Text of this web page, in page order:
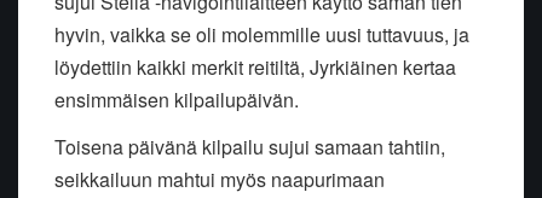
hyvin, vaikka se oli molemmille uusi tuttavuus, ja
löydettiin kaikki merkit reitiltä, Jyrkiäinen kertaa
ensimmäisen kilpailupäivän.
Toisena päivänä kilpailu sujui samaan tahtiin,
seikkailuun mahtui myös naapurimaan